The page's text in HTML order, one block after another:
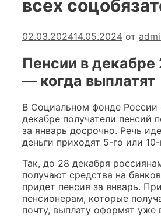
всех
02.03.202414.05.2024 от
Пенсии в декабре
— когда выплатят
В Социальном фонде России
декабре получатели пенсий
за январь досрочно. Речь
деньги приходят 5-го или 10-
Так, до 28 декабря
получают средства на
придет пенсия за январь.
пенсионерам, которые
почту, выплату оформят уже